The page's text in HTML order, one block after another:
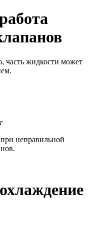
часть жидкости может
неправильной